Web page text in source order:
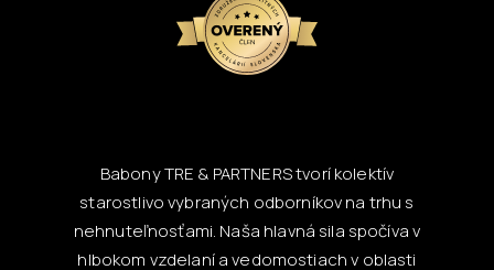
Babony TRE & PARTNERS tvorí kolektív
starostlivo vybraných odborníkov na trhu s
nehnuteľnosťami. Naša hlavná sila spočíva v
hlbokom vzdelaní a vedomostiach v oblasti